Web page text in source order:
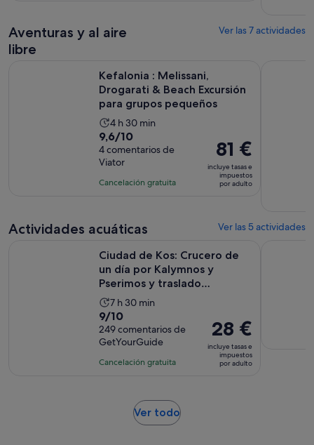
8 horas
adulto
Aventuras y al aire
libre
Ver las 7 actividades
Kefalonia : Melissani,
Drogarati & Beach Excursión
para grupos pequeños
La
duración
de
la
actividad
4 horas
30 minutos
4 h 30 min
9.6
sobre
10
con
9,6/10
4 comentarios de
Viator
Cancelación gratuita
El
precio
es
de
adulto
81 €
incluye tasas e
impuestos
por adulto
Actividades acuáticas Ver las 5 actividades
Ciudad de Kos: Crucero de
un día por Kalymnos y
Pserimos y traslado
opciona...
La
duración
de
la
actividad
7 horas
7 h 30 min
9.0
sobre
10
con
9/10
249 comentarios de
GetYourGuide
Cancelación gratuita
El
precio
es
de
28 €
incluye tasas e
impuestos
por adulto
Ver todoSe